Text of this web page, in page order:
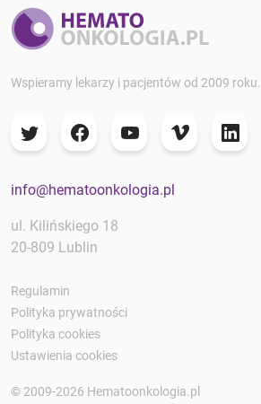
Wspieramy lekarzy i pacjentów od 2009 roku.
info@hematoonkologia.pl
ul. Kilińskiego 18
20-809 Lublin
Regulamin
Polityka prywatności
Polityka cookies
Ustawienia cookies
© 2009-2026 Hematoonkologia.pl